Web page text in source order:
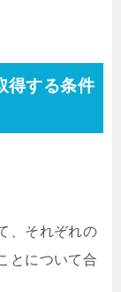
得する条件
、それぞれの
とについて合